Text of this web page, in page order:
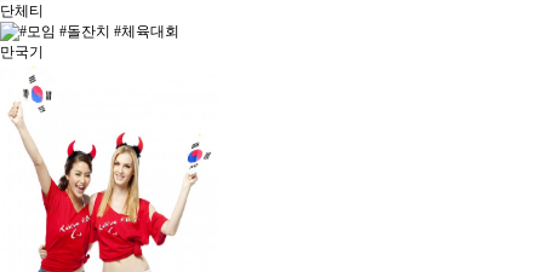
단체티
만국기